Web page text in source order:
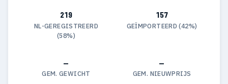
219
NL-GEREGISTREERD
(58%)
157
GEÏMPORTEERD (42%)
—
GEM. GEWICHT
—
GEM. NIEUWPRIJS